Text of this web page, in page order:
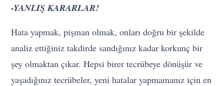
-YANLIŞ KARARLAR!
Hata yapmak, pişman olmak, onları doğru bir şekilde
analiz ettiğiniz takdirde sandığınız kadar korkunç bir
şey olmaktan çıkar. Hepsi birer tecrübeye dönüşür ve
yaşadığınız tecrübeler, yeni hatalar yapmamanız için en